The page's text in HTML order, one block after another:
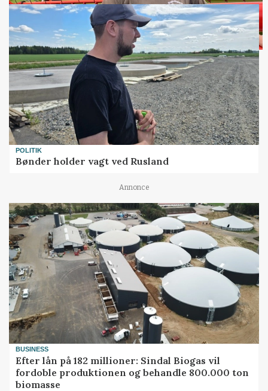
POLITIK
Bønder holder vagt ved Rusland
Annonce
BUSINESS
Efter lån på 182 millioner: Sindal Biogas vil
fordoble produktionen og behandle 800.000 ton
biomasse